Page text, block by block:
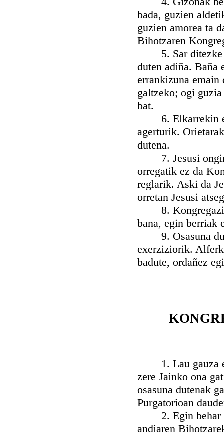
bada, guzien
guzien amorea ta
Bihotzaren
5. Sar ditezke
duten adiña. Baña
errankizuna emain
galtzeko; ogi
bat.
6. Elkarrekin
agerturik.
dutena.
7. Jesusi
orregatik ez da
reglarik. Aski da
orretan Jesusi
8.
bana, egin berriak
9. Osasuna
exerziziorik.
badute, ordañez
1. Lau gauza
zere Jainko ona
osasuna dutenak
Purgatorioan
2. Egin behar
andiaren